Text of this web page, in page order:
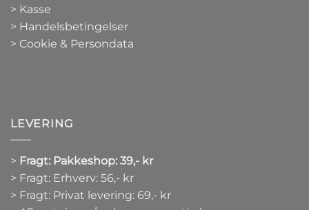
> Kasse
> Handelsbetingelser
> Cookie & Persondata
LEVERING
> Fragt: Pakkeshop: 39,- kr
> Fragt: Erhverv: 56,- kr
> Fragt: Privat levering: 69,- kr